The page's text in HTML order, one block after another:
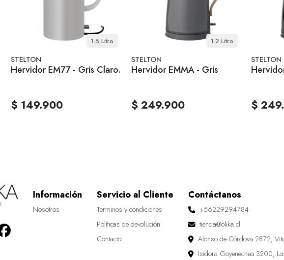
1.5 Litro
STELTON
Hervidor EM77 - Gris Claro.
$ 149.900
1.2 Litro
STELTON
Hervidor EMMA - Gris
$ 249.900
STELTON
$
Información
Nosotros
Servicio al Cliente
Terminos y condiciones
Políticas de devolución
Contacto
Contáctanos
+56229294784
tienda@olika.cl
Alonso de Córdova 2872,
Isidora Goyenechea 3200,